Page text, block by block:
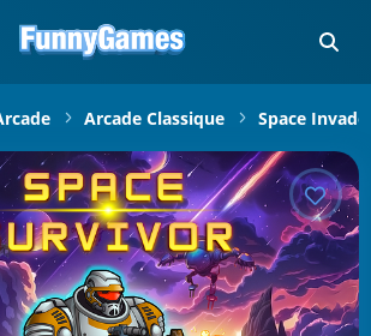
Arcade Classique Space